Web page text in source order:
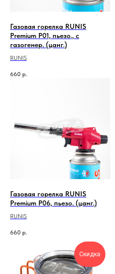
Газовая горелка RUNIS
Premium P01, пьезо., с
газогенер. (цанг.)
RUNIS
660 р.
Газовая горелка RUNIS
Premium P06, пьезо. (цанг.)
RUNIS
660 р.
Скидка